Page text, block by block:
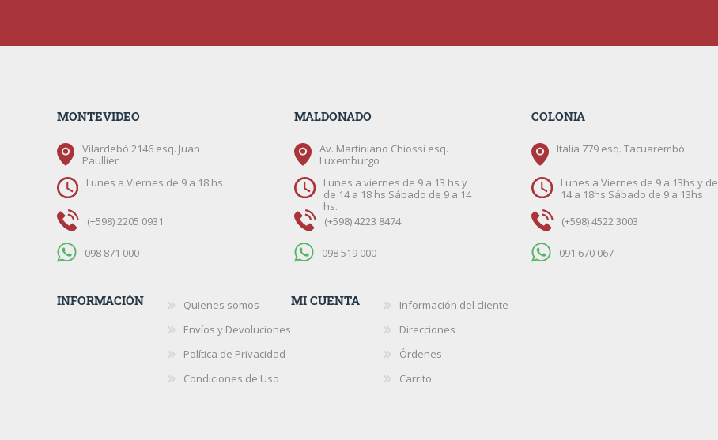
MONTEVIDEO
Vilardebó 2146 esq. Juan
Paullier
Lunes a Viernes de 9 a 18 hs
(+598) 2205 0931
098 871 000
MALDONADO
Av. Martiniano Chiossi esq.
Luxemburgo
Lunes a viernes de 9 a 13 hs y
de 14 a 18 hs Sábado de 9 a 14
hs.
(+598) 4223 8474
098 519 000
COLONIA
Italia 779 esq. Tacuarembó
Lunes a Viernes de 9 a 13hs y de
14 a 18hs Sábado de 9 a 13hs
(+598) 4522 3003
091 670 067
INFORMACIÓN
Quienes somos
Envíos y Devoluciones
Política de Privacidad
Condiciones de Uso
MI CUENTA
Información del cliente
Direcciones
Órdenes
Carrito